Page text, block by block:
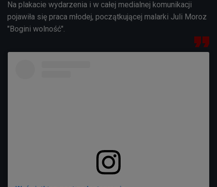
Na plakacie wydarzenia i w całej medialnej komunikacji
pojawiła się praca młodej, początkującej malarki Juli Moroz
"Bogini wolność".